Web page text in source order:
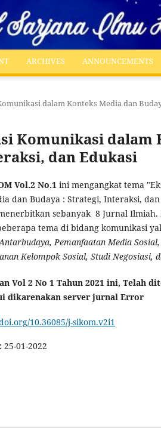
ARCHIVES ANNOUNCEMENTS
dalam Konteks Media dan
Komunikasi dalam
dan Edukasi
Vol.2 No.1 ini mengangkat tema
dan Budaya : Strategi, Interaksi,
sebanyak 8 Jurnal Ilmiah.
tema di bidang komunikasi
Pemanfaatan Media
Kelompok Sosial, Studi Negosiasi,
Vol 2 No 1 Tahun 2021 ini, Telah
dikarenakan server jurnal Error
10.36085/j-sikom.v2i1
25-01-2022